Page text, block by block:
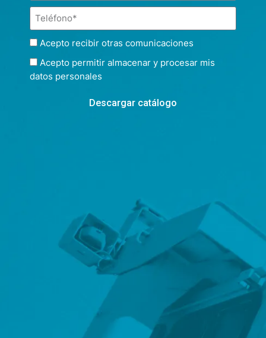
Acepto recibir otras comunicaciones
Acepto permitir almacenar y procesar mis
datos personales
Descargar catálogo